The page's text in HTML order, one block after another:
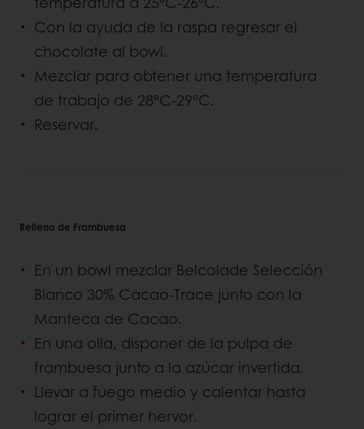
Con la ayuda de la raspa regresar el
chocolate al bowl.
Mezclar para obtener una temperatura
de trabajo de 28ºC-29ºC.
Reservar.
Relleno de Frambuesa
En un bowl mezclar Belcolade Selección
Blanco 30% Cacao-Trace junto con la
Manteca de Cacao.
En una olla, disponer de la pulpa de
frambuesa junto a la azúcar invertida.
Llevar a fuego medio y calentar hasta
lograr el primer hervor.